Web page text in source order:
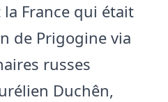
la France qui était
de Prigogine via
russes
Duchên,